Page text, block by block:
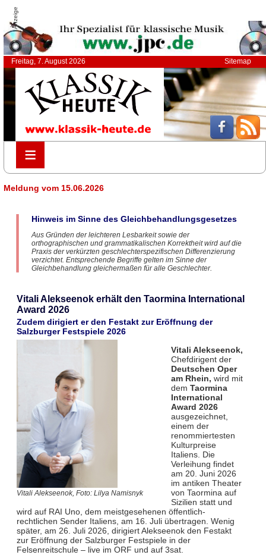
Anzeige
Freitag, 7. August 2026 Sitemap
≡
≡
Meldung vom 15.06.2026
Hinweis im Sinne des Gleichbehandlungsgesetzes
Aus Gründen der leichteren Lesbarkeit sowie der
orthographischen und grammatikalischen Korrektheit wird auf die
Praxis der verkürzten geschlechterspezifischen Differenzierung
verzichtet. Entsprechende Begriffe gelten im Sinne der
Gleichbehandlung gleichermaßen für alle Geschlechter.
Vitali Alekseenok erhält den Taormina International
Award 2026
Zudem dirigiert er den Festakt zur Eröffnung der
Salzburger Festspiele 2026
Vitali Alekseenok, Foto: Lilya Namisnyk
Vitali Alekseenok,
Chefdirigent der
Deutschen Oper
am Rhein, wird mit
dem Taormina
International
Award 2026
ausgezeichnet,
einem der
renommiertesten
Kulturpreise
Italiens. Die
Verleihung findet
am 20. Juni 2026
im antiken Theater
von Taormina auf
Sizilien statt und
wird auf RAI Uno, dem meistgesehenen öffentlich-
rechtlichen Sender Italiens, am 16. Juli übertragen. Wenig
später, am 26. Juli 2026, dirigiert Alekseenok den Festakt
zur Eröffnung der Salzburger Festspiele in der
Felsenreitschule – live im ORF und auf 3sat.